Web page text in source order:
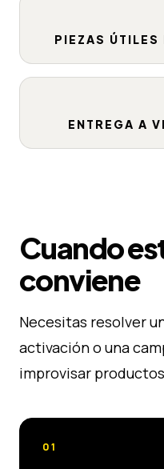
PIEZAS ÚTILES
ENTREGA A
Cuando
conviene
Necesitas resolver
activación o una
improvisar
01